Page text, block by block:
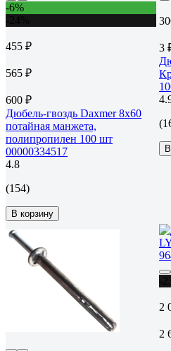
-6%
455 ₽
565 ₽
600 ₽
Дюбель-гвоздь Daxmer 8х60
потайная манжета,
полипропилен 100 шт
00000334517
4.8
(154)
В корзину
3
2
2